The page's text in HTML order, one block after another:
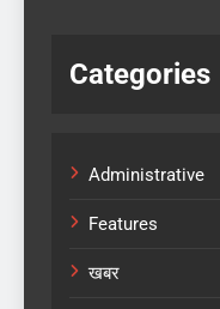
Categories
Administrative
Features
खबर